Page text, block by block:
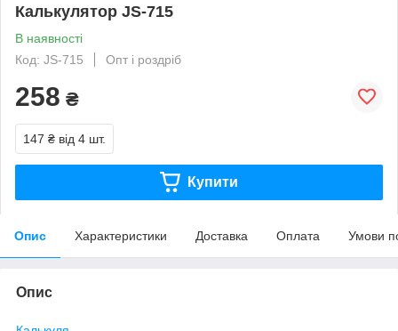
Калькулятор JS-715
В наявності
Код: JS-715
Опт і роздріб
258 ₴
147 ₴ від 4 шт.
Купити
Опис Характеристики Доставка Оплата Умови
Опис